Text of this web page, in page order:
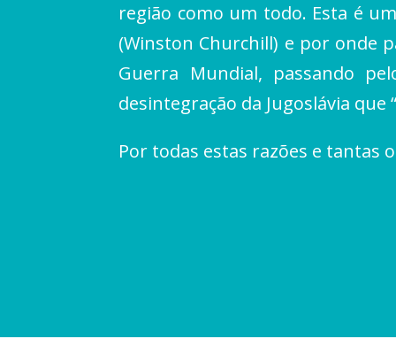
região como um todo. Esta é
(Winston Churchill) e por onde
Guerra Mundial, passando
desintegração da Jugoslávia que
Por todas estas razões e tantas